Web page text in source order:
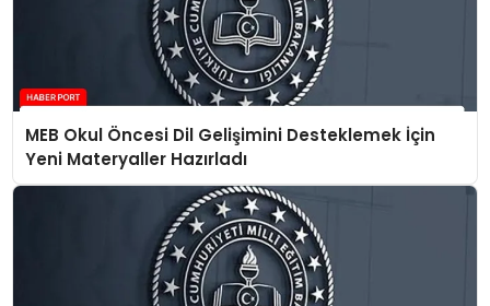
MEB Okul Öncesi Dil Gelişimini Desteklemek İçin
Yeni Materyaller Hazırladı